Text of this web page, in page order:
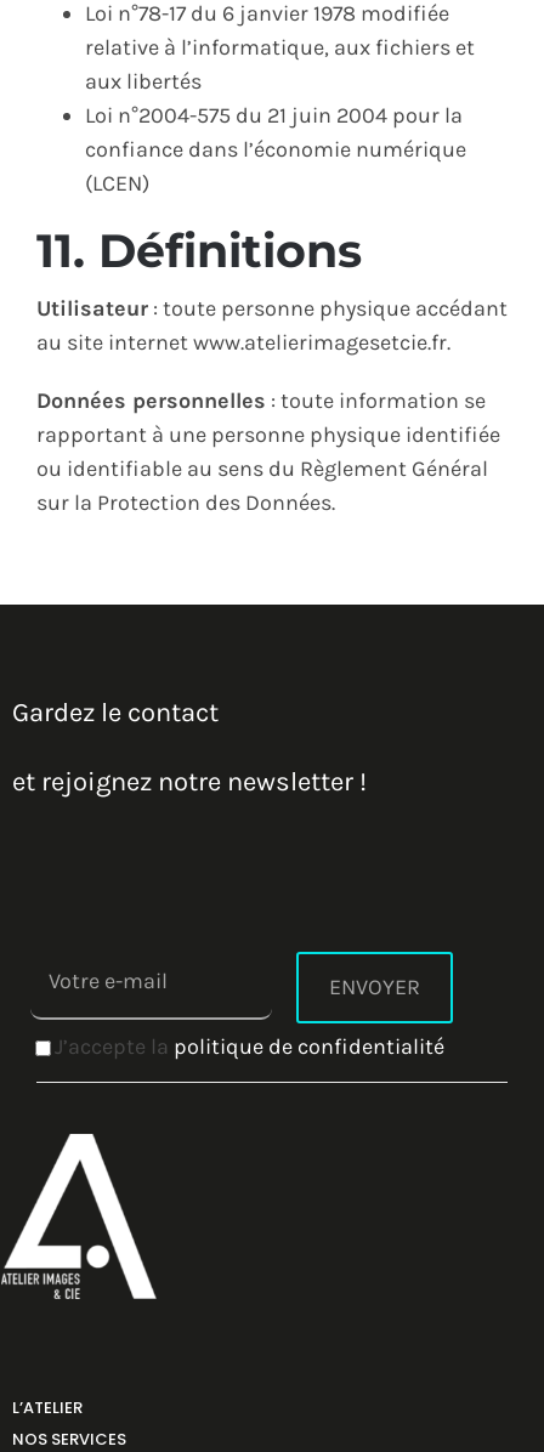
Loi n°78-17 du 6 janvier 1978 modifiée
relative à l’informatique, aux fichiers et
aux libertés
Loi n°2004-575 du 21 juin 2004 pour la
confiance dans l’économie numérique
(LCEN)
11. Définitions
Utilisateur : toute personne physique accédant
au site internet www.atelierimagesetcie.fr.
Données personnelles : toute information se
rapportant à une personne physique identifiée
ou identifiable au sens du Règlement Général
sur la Protection des Données.
Gardez le contact
et rejoignez notre newsletter !
J’accepte la politique de confidentialité
L’ATELIER
NOS SERVICES